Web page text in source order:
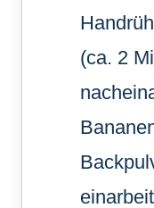
(ca. 2